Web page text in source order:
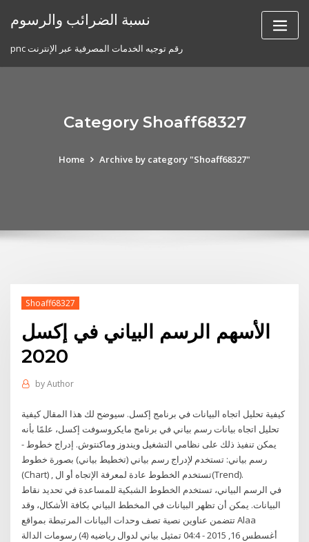
نسبة الضرائب والرسوم
pnc رقم توجيه الخدمات المصرفية عبر الإنترنت
Category Shoaff68327
Home Archive by category "Shoaff68327"
Shoaff68327
الأسهم الرسم البياني في إكسل
2020
byAuthor
كيفية تحليل اتجاه البيانات في برنامج إكسل. سيوضح لك هذا المقال كيفية
تحليل اتجاه بيانات رسم بياني في برنامج مايكروسوفت إكسل، علمًا بأنه
يمكن تنفيذ ذلك على نظامي التشغيل ويندوز وماكنتوش. إدراج خطوط -
رسم بياني: تستخدم لإدراج رسم بياني (تخطيط بياني) بصورة خطوط
(Chart) , تستخدم الخطوط عادة لمعرفة الإتجاه أو ال(Trend).
في الرسم البياني، تستخدم الخطوط الشبكية للمساعدة في تحديد نقاط
البيانات. يمكن أن تظهر البيانات في المخطط البياني بكافة الأشكال، وقد
تتضمن عناوين نصية تصف وحدات البيانات المرتبطة بمواقع Alaa
أغسطس 16, 2015 - 04:4 تمثيل بياني لدوال رياضيه (4) رسومات الدالة